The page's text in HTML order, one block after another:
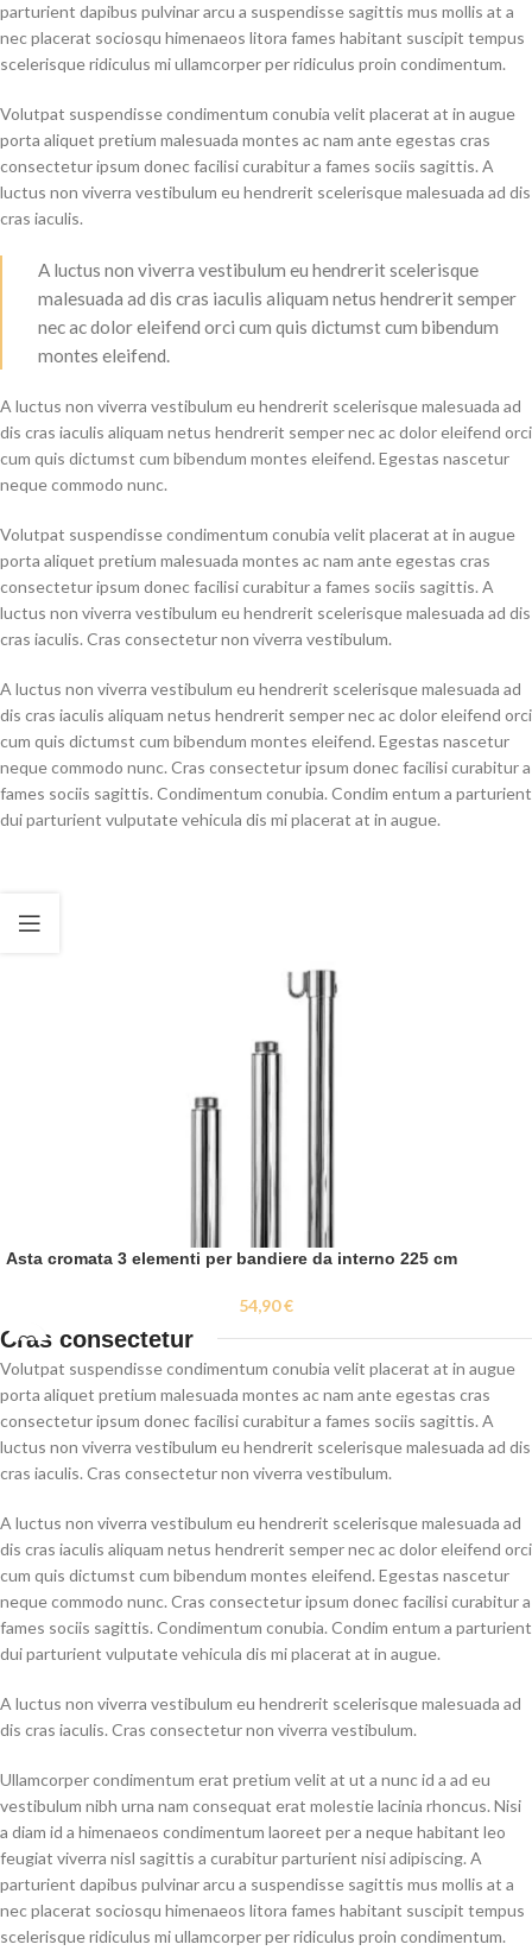
parturient dapibus pulvinar arcu a suspendisse sagittis mus mollis at a
nec placerat sociosqu himenaeos litora fames habitant suscipit tempus
scelerisque ridiculus mi ullamcorper per ridiculus proin condimentum.
Volutpat suspendisse condimentum conubia velit placerat at in augue
porta aliquet pretium malesuada montes ac nam ante egestas cras
consectetur ipsum donec facilisi curabitur a fames sociis sagittis. A
luctus non viverra vestibulum eu hendrerit scelerisque malesuada ad dis
cras iaculis.
A luctus non viverra vestibulum eu hendrerit scelerisque
malesuada ad dis cras iaculis aliquam netus hendrerit semper
nec ac dolor eleifend orci cum quis dictumst cum bibendum
montes eleifend.
A luctus non viverra vestibulum eu hendrerit scelerisque malesuada ad
dis cras iaculis aliquam netus hendrerit semper nec ac dolor eleifend orci
cum quis dictumst cum bibendum montes eleifend. Egestas nascetur
neque commodo nunc.
Volutpat suspendisse condimentum conubia velit placerat at in augue
porta aliquet pretium malesuada montes ac nam ante egestas cras
consectetur ipsum donec facilisi curabitur a fames sociis sagittis. A
luctus non viverra vestibulum eu hendrerit scelerisque malesuada ad dis
cras iaculis. Cras consectetur non viverra vestibulum.
A luctus non viverra vestibulum eu hendrerit scelerisque malesuada ad
dis cras iaculis aliquam netus hendrerit semper nec ac dolor eleifend orci
cum quis dictumst cum bibendum montes eleifend. Egestas nascetur
neque commodo nunc. Cras consectetur ipsum donec facilisi curabitur a
fames sociis sagittis. Condimentum conubia. Condim entum a parturient
dui parturient vulputate vehicula dis mi placerat at in augue.
Asta cromata 3 elementi per bandiere da interno 225 cm
54,90€
Cras consectetur
Volutpat suspendisse condimentum conubia velit placerat at in augue
porta aliquet pretium malesuada montes ac nam ante egestas cras
consectetur ipsum donec facilisi curabitur a fames sociis sagittis. A
luctus non viverra vestibulum eu hendrerit scelerisque malesuada ad dis
cras iaculis. Cras consectetur non viverra vestibulum.
A luctus non viverra vestibulum eu hendrerit scelerisque malesuada ad
dis cras iaculis aliquam netus hendrerit semper nec ac dolor eleifend orci
cum quis dictumst cum bibendum montes eleifend. Egestas nascetur
neque commodo nunc. Cras consectetur ipsum donec facilisi curabitur a
fames sociis sagittis. Condimentum conubia. Condim entum a parturient
dui parturient vulputate vehicula dis mi placerat at in augue.
A luctus non viverra vestibulum eu hendrerit scelerisque malesuada ad
dis cras iaculis. Cras consectetur non viverra vestibulum.
Ullamcorper condimentum erat pretium velit at ut a nunc id a ad eu
vestibulum nibh urna nam consequat erat molestie lacinia rhoncus. Nisi
a diam id a himenaeos condimentum laoreet per a neque habitant leo
feugiat viverra nisl sagittis a curabitur parturient nisi adipiscing. A
parturient dapibus pulvinar arcu a suspendisse sagittis mus mollis at a
nec placerat sociosqu himenaeos litora fames habitant suscipit tempus
scelerisque ridiculus mi ullamcorper per ridiculus proin condimentum.